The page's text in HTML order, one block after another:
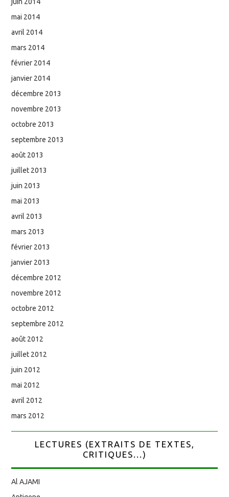
juin 2014
mai 2014
avril 2014
mars 2014
février 2014
janvier 2014
décembre 2013
novembre 2013
octobre 2013
septembre 2013
août 2013
juillet 2013
juin 2013
mai 2013
avril 2013
mars 2013
février 2013
janvier 2013
décembre 2012
novembre 2012
octobre 2012
septembre 2012
août 2012
juillet 2012
juin 2012
mai 2012
avril 2012
mars 2012
LECTURES (EXTRAITS DE TEXTES,
CRITIQUES...)
Al AJAMI